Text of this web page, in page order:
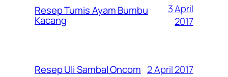
Resep Tumis Ayam Bumbu
Kacang
3 April
2017
Resep Uli Sambal Oncom 2 April 2017